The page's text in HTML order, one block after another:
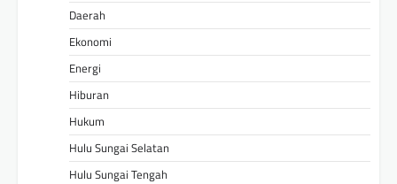
Daerah
Ekonomi
Energi
Hiburan
Hukum
Hulu Sungai Selatan
Hulu Sungai Tengah